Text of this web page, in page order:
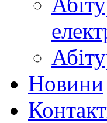
Новини